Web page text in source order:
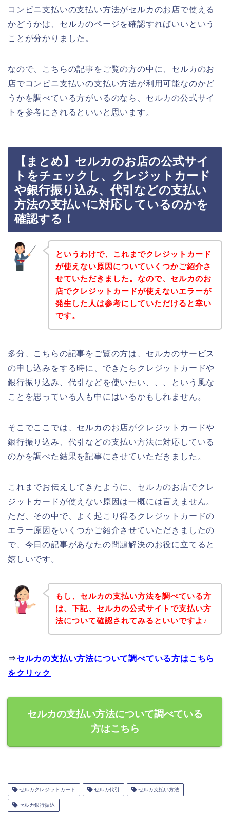
コンビニ支払いの支払い方法がセルカのお店で使える
かどうかは、セルカのページを確認すればいいという
ことが分かりました。
なので、こちらの記事をご覧の方の中に、セルカのお
店でコンビニ支払いの支払い方法が利用可能なのかど
うかを調べている方がいるのなら、セルカの公式サイ
トを参考にされるといいと思います。
【まとめ】セルカのお店の公式サイ
トをチェックし、クレジットカード
や銀行振り込み、代引などの支払い
方法の支払いに対応しているのかを
確認する！
というわけで、これまでクレジットカード
が使えない原因についていくつかご紹介さ
せていただきました。なので、セルカのお
店でクレジットカードが使えないエラーが
発生した人は参考にしていただけると幸い
です。
多分、こちらの記事をご覧の方は、セルカのサービス
の申し込みをする時に、できたらクレジットカードや
銀行振り込み、代引などを使いたい、、、という風な
ことを思っている人も中にはいるかもしれません。
そこでここでは、セルカのお店がクレジットカードや
銀行振り込み、代引などの支払い方法に対応している
のかを調べた結果を記事にさせていただきました。
これまでお伝えしてきたように、セルカのお店でクレ
ジットカードが使えない原因は一概には言えません。
ただ、その中で、よく起こり得るクレジットカードの
エラー原因をいくつかご紹介させていただきましたの
で、今日の記事があなたの問題解決のお役に立てると
嬉しいです。
もし、セルカの支払い方法を調べている方
は、下記、セルカの公式サイトで支払い方
法について確認されてみるといいですよ♪
⇒セルカの支払い方法について調べている方はこちら
をクリック
セルカの支払い方法について調べている
方はこちら
セルカクレジットカード セルカ代引 セルカ支払い方法
セルカ銀行振込